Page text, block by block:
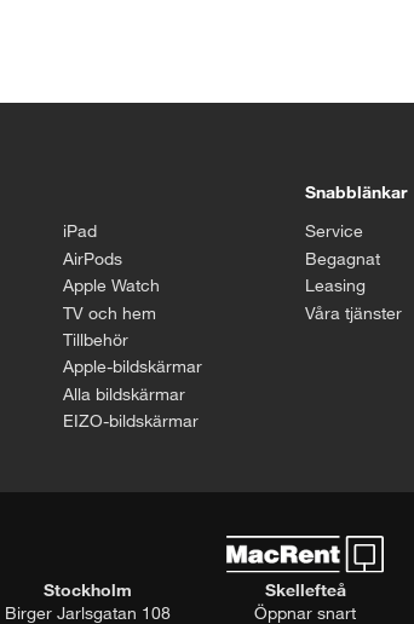
iPad
AirPods
Apple Watch
TV och hem
Tillbehör
Apple-bildskärmar
Alla bildskärmar
EIZO-bildskärmar
Snabblänkar
Service
Begagnat
Leasing
Våra tjänster
Stockholm
Birger Jarlsgatan 108
Skellefteå
Öppnar snart